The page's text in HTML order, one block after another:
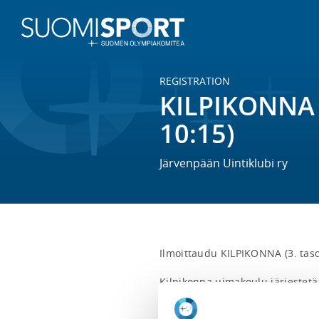
REGISTRATION
10:15)
Järvenpään Uintiklubi ry
Ilmoittaudu KILPIKONNA (3.
Kilpikonna uimakoulu
10:15.